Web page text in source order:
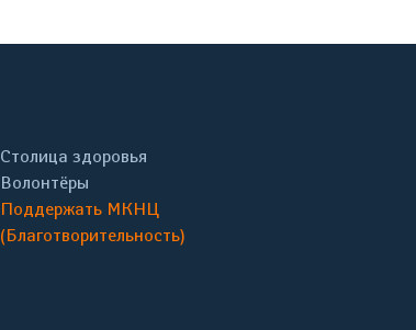
Столица здоровья
Волонтёры
Поддержать МКНЦ
(Благотворительность)